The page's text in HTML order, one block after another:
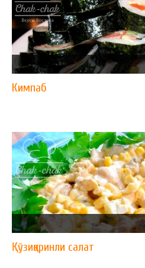
Кимпаб
Қўзиқоринли салат